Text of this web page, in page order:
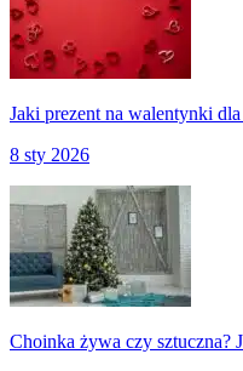
Jaki prezent na walentynki
8 sty 2026
Choinka żywa czy sztuczna?